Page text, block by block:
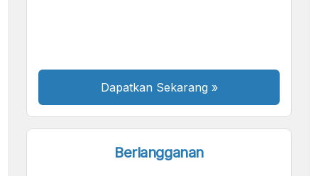
Dapatkan Sekarang »
Berlangganan